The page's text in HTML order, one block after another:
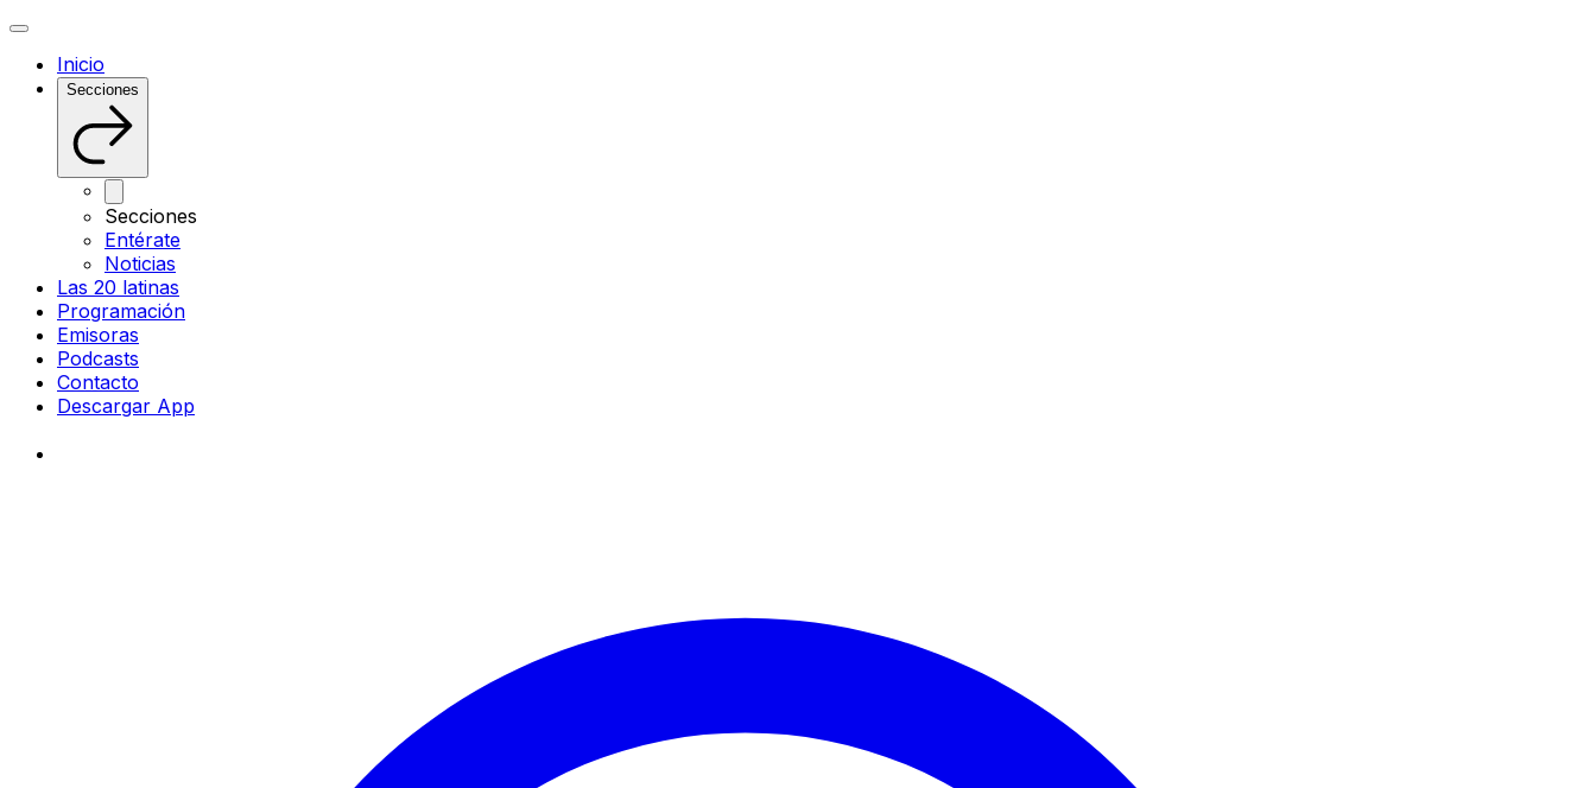
Inicio
Secciones
Secciones
Entérate
Noticias
Las 20 latinas
Programación
Emisoras
Podcasts
Contacto
Descargar App